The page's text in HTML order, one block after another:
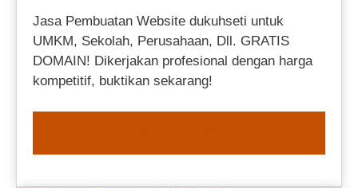
Jasa Pembuatan Website dukuhseti untuk
UMKM, Sekolah, Perusahaan, Dll. GRATIS
DOMAIN! Dikerjakan profesional dengan harga
kompetitif, buktikan sekarang!